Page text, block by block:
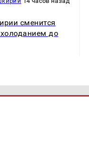
сменится
до